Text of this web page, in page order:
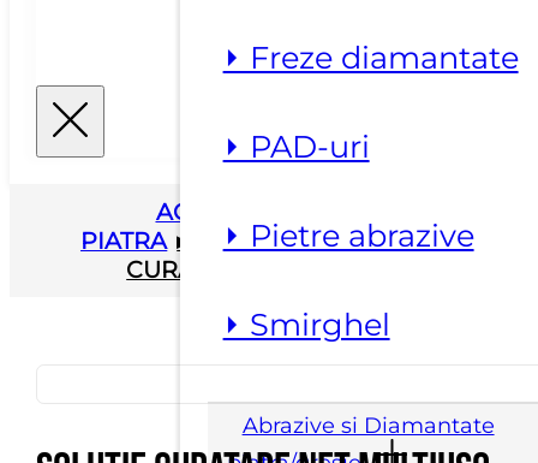
⏵ Freze diamantate
⏵ PAD-uri
⏵ Pietre abrazive
⏵ Smirghel
Abrazive si Diamantate
ACASA
PIATRA ▸ DETERGENTI ▸ SOLUTIE
CURATARE NET MULTIUSO